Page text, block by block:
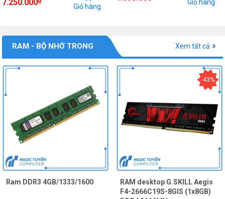
7.250.000 Giỏ hàng
Giỏ hàng
RAM - BỘ NHỚ TRONG Xem tất cả
Ram DDR3 4GB/1333/1600
-43%
RAM desktop G.SKILL Aegis
F4-2666C19S-8GIS (1x8GB)